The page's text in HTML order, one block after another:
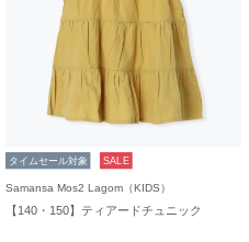
タイムセール対象 SALE
Samansa Mos2 Lagom（KIDS）
【140・150】ティアードチュニック